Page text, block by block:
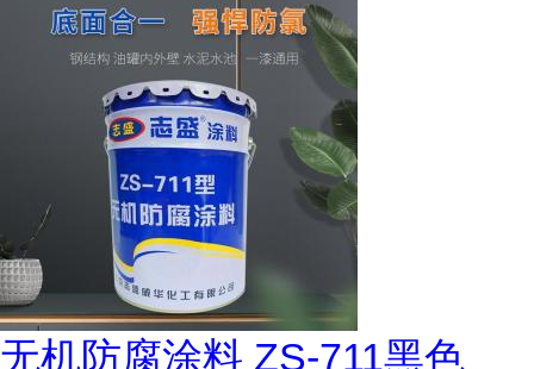
无机防腐涂料 ZS-711黑色